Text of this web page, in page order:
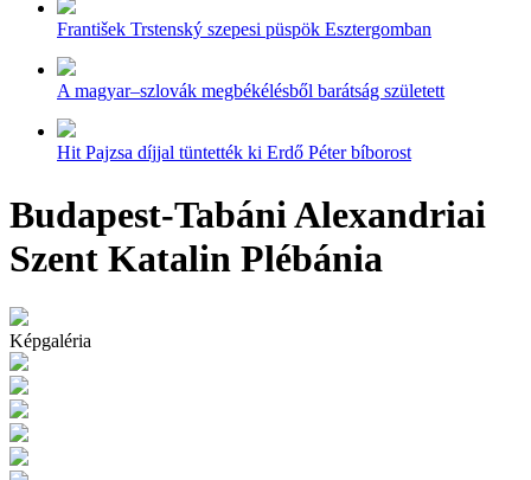
František Trstenský szepesi püspök Esztergomban
A magyar–szlovák megbékélésből barátság született
Hit Pajzsa díjjal tüntették ki Erdő Péter bíborost
Budapest-Tabáni Alexandriai
Szent Katalin Plébánia
Képgaléria